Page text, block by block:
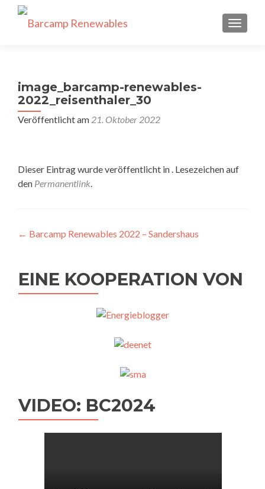
image_barcamp-renewables-
2022_reisenthaler_30
Veröffentlicht am 21. Oktober 2022
Dieser Eintrag wurde veröffentlicht in . Lesezeichen auf
den Permanentlink.
Beitragsnavigation
← Barcamp Renewables 2022 – Sandershaus
EINE KOOPERATION VON
VIDEO: BC2024